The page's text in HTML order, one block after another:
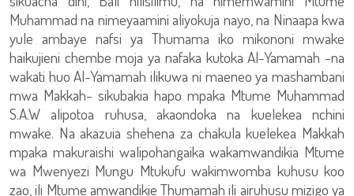
Muhammad na nimeyaamini aliyokuja nayo, na Ninaapa kwa
yule ambaye nafsi ya Thumama iko mikononi mwake
haikujieni chembe moja ya nafaka kutoka Al-Yamamah -na
wakati huo Al-Yamamah ilikuwa ni maeneo ya mashambani
mwa Makkah- sikubakia hapo mpaka Mtume Muhammad
S.A.W alipotoa ruhusa, akaondoka na kuelekea nchini
mwake. Na akazuia shehena za chakula kuelekea Makkah
mpaka makuraishi walipohangaika wakamwandikia Mtume
wa Mwenyezi Mungu Mtukufu wakimwomba kuhusu koo
zao, ili Mtume amwandikie Thumamah ili airuhusu mizigo ya